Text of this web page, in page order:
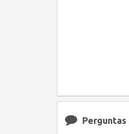
Perguntas